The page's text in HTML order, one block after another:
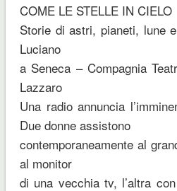
COME LE STELLE IN CIELO
Storie di astri, pianeti, lune
Luciano
a Seneca – Compagnia
Lazzaro
Una radio annuncia
Due donne assistono
contemporaneamente al
al monitor
di una vecchia tv, l’altra